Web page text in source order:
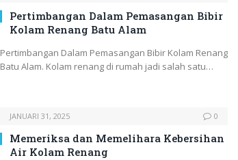
Pertimbangan Dalam Pemasangan Bibir
Kolam Renang Batu Alam
Pertimbangan Dalam Pemasangan Bibir Kolam Renang
Batu Alam. Kolam renang di rumah jadi salah satu…
JANUARI 31, 2025 0
Memeriksa dan Memelihara Kebersihan
Air Kolam Renang